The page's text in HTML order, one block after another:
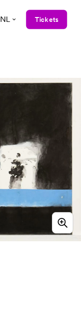
NL Tickets